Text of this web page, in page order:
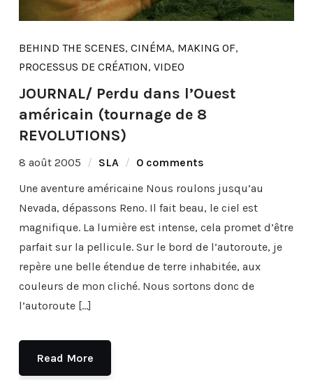
BEHIND THE SCENES, CINÉMA, MAKING OF,
PROCESSUS DE CRÉATION, VIDEO
JOURNAL/ Perdu dans l’Ouest
américain (tournage de 8
REVOLUTIONS)
8 août 2005 SLA
0 comments
Une aventure américaine Nous roulons jusqu’au
Nevada, dépassons Reno. Il fait beau, le ciel est
magnifique. La lumière est intense, cela promet d’être
parfait sur la pellicule. Sur le bord de l’autoroute, je
repère une belle étendue de terre inhabitée, aux
couleurs de mon cliché. Nous sortons donc de
l’autoroute […]
Read More